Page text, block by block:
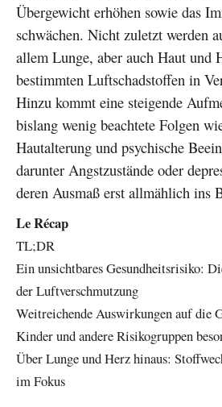
Übergewicht erhöhen sowie das
schwächen. Nicht zuletzt werden
allem Lunge, aber auch Haut und
bestimmten Luftschadstoffen in
Hinzu kommt eine steigende
bislang wenig beachtete Folgen
Hautalterung und psychische
darunter Angstzustände oder
deren Ausmaß erst allmählich ins
Le Récap
TL;DR
Ein unsichtbares Gesundheitsrisiko:
der Luftverschmutzung
Weitreichende Auswirkungen auf die
Kinder und andere Risikogruppen
Über Lunge und Herz hinaus:
im Fokus